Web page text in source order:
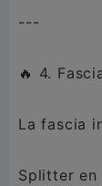
---
🔥 4.
La fascia
Splitter en